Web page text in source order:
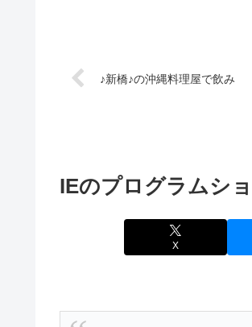
♪新橋♪の沖縄料理屋で飲み
IEのプログラムシ
X